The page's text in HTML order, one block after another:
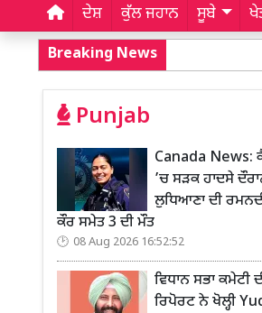
ਦੇਸ਼ ਕੁੱਲ ਜਹਾਨ ਸੂਬੇ
Breaking News
Punjab
Canada News:
’ਚ ਸੜਕ ਹਾਦਸੇ
ਲੁਧਿਆਣਾ ਦੀ
ਕੌਰ ਸਮੇਤ 3 ਦੀ ਮੌਤ
08 Aug 2026 16:52:52
ਵਿਧਾਨ ਸਭਾ ਕਮੇਟੀ
ਰਿਪੋਰਟ ਨੇ ਖੋਲ੍ਹੀ